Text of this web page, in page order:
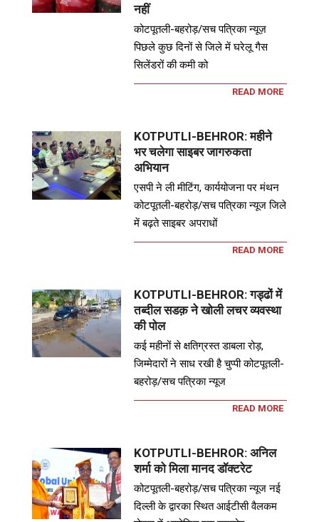
नहीं
कोटपूतली-बहरोड़/सच पत्रिका न्यूज़
पिछले कुछ दिनों से जिले में घरेलू गैस
सिलेंडरों की कमी को
READ MORE
KOTPUTLI-BEHROR: महीने
भर चलेगा साइबर जागरुकता
अभियान
एसपी ने ली मीटिंग, कार्ययोजना पर मंथन
कोटपूतली-बहरोड़/सच पत्रिका न्यूज जिले
में बढ़ते साइबर अपराधों
READ MORE
KOTPUTLI-BEHROR: गड्ढों में
तब्दील सडक़ ने खोली लचर व्यवस्था
की पोल
कई महीनों से क्षतिग्रस्त डाबला रोड़,
जिम्मेदारों ने साध रखी है चुप्पी कोटपूतली-
बहरोड़/सच पत्रिका न्यूज
READ MORE
KOTPUTLI-BEHROR: अनिल
शर्मा को मिला मानद डॉक्टरेट
कोटपूतली-बहरोड़/सच पत्रिका न्यूज नई
दिल्ली के द्वारका स्थित आईटीसी वैलकम